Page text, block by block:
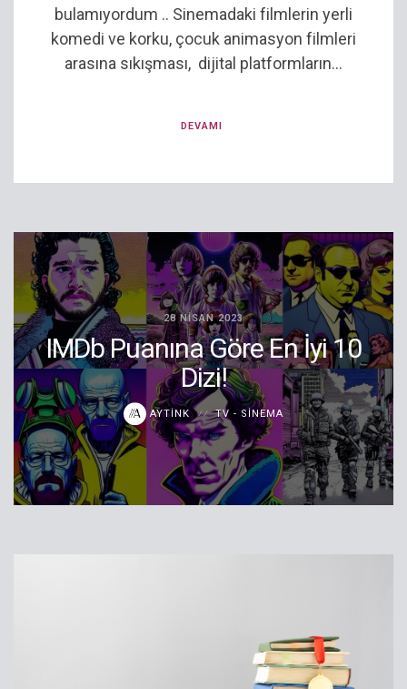
bulamıyordum .. Sinemadaki filmlerin yerli
komedi ve korku, çocuk animasyon filmleri
arasına sıkışması, dijital platformların...
DEVAMI
28 NISAN 2023
IMDb Puanına Göre En İyi 10
Dizi!
AYTINK TV - SINEMA